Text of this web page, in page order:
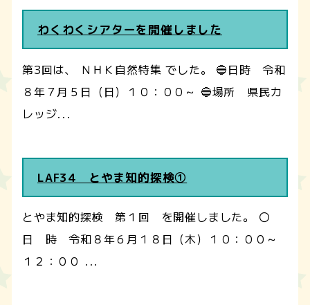
わくわくシアターを開催しました
第3回は、 ＮＨＫ自然特集 でした。 🔵日時 令和
８年７月５日（日）１０：００～ 🔵場所 県民カ
レッジ...
LAF34 とやま知的探検①
とやま知的探検 第１回 を開催しました。 〇
日 時 令和８年６月１８日（木）１０：００～
１２：００ ...